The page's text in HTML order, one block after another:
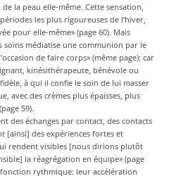
la peau elle-même. Cette sensation,
les plus rigoureuses de l’hiver,
pour elle-même» (page 60). Mais
soins médiatise une communion par le
de faire corps» (même page): car
kinésithérapeute, bénévole ou
à qui il confie le soin de lui masser
avec des crèmes plus épaisses, plus
59).
des échanges par contact, des contacts
[ainsi] des expériences fortes et
rendent visibles [nous dirions plutôt
la réagrégation en équipe» (page
rythmique: leur accélération